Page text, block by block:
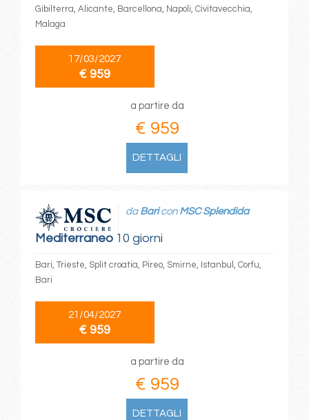
Gibilterra, Alicante, Barcellona, Napoli, Civitavecchia,
Malaga
17/03/2027
€ 959
a partire da
€ 959
DETTAGLI
Mediterraneo10 giorni
da Baricon MSC Splendida
Bari, Trieste, Split croatia, Pireo, Smirne, Istanbul, Corfu,
Bari
21/04/2027
€ 959
a partire da
€ 959
DETTAGLI